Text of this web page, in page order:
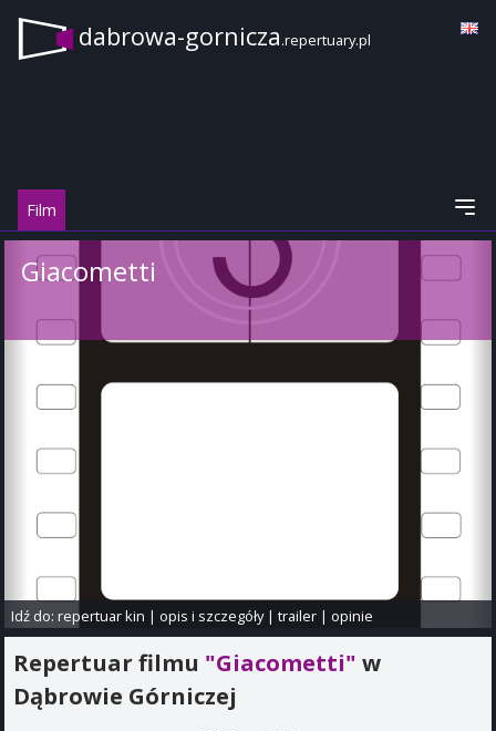
dabrowa-gornicza.repertuary.pl
Film
Giacometti
Idź do:repertuar kin |opis i szczegóły|trailer |opinie
Repertuar filmu "Giacometti" w
Dąbrowie Górniczej